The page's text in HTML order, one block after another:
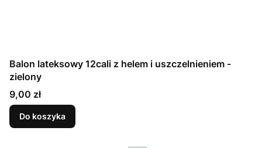
Balon lateksowy 12cali z helem i uszczelnieniem -
zielony
Cena
9,00 zł
Do koszyka